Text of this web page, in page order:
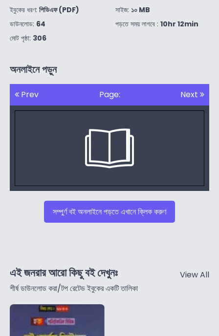
ইবুকের ধরণ: পিডিএফ (PDF)
ডাউনলোড: 64
মোট পৃষ্ঠা: 306
সাইজ: ১০ MB
পড়তে সময় লাগবে : 10hr 12min
অনলাইনে পড়ুন
Prev Page: Next
সম্পুর্ণ বই অনলাইনে পড়তে এখানে ক্লিক করুণ
এই জনরার আরো কিছু বই দেখুনঃ
শীর্ষ ডাউনলোড করা/টপ রেটেড ইবুকের একটি তালিকা
View All